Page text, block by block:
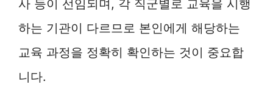
사 등이 선임되며, 각 직군별로 교육을 시행
하는 기관이 다르므로 본인에게 해당하는
교육 과정을 정확히 확인하는 것이 중요합
니다.